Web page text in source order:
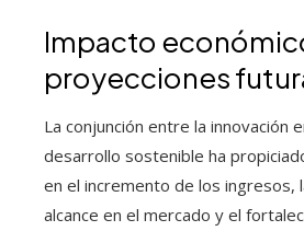
Impacto
proyecciones
La conjunción entre la innovación
desarrollo sostenible ha
en el incremento de los ingresos,
alcance en el mercado y el